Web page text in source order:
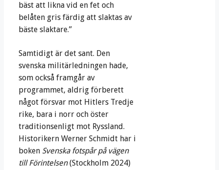
bäst att likna vid en fet och
belåten gris färdig att slaktas av
bäste slaktare.”
Samtidigt är det sant. Den
svenska militärledningen hade,
som också framgår av
programmet, aldrig förberett
något försvar mot Hitlers Tredje
rike, bara i norr och öster
traditionsenligt mot Ryssland.
Historikern Werner Schmidt har i
boken Svenska fotspår på vägen
till Förintelsen(Stockholm 2024)